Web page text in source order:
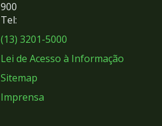
Sociais
900
Tel:
(13) 3201-5000
Lei de Acesso à Informação
Sitemap
Imprensa